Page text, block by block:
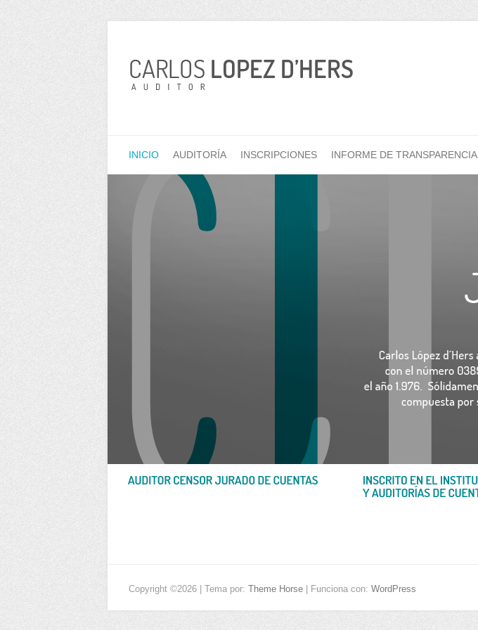
INICIO AUDITORÍA INSCRIPCIONES INFORME DE TRANSPARENCIA
Copyright ©2026 | Tema por: Theme Horse | Funciona con: WordPress